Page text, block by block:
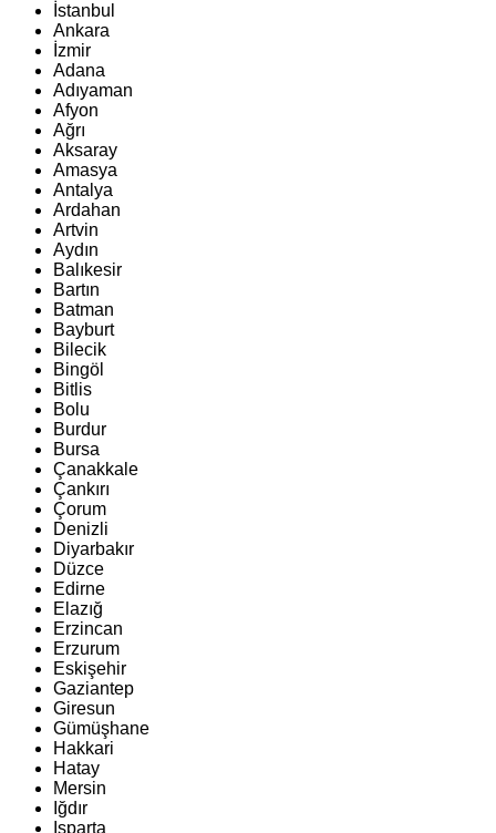
İstanbul
Ankara
İzmir
Adana
Adıyaman
Afyon
Ağrı
Aksaray
Amasya
Antalya
Ardahan
Artvin
Aydın
Balıkesir
Bartın
Batman
Bayburt
Bilecik
Bingöl
Bitlis
Bolu
Burdur
Bursa
Çanakkale
Çankırı
Çorum
Denizli
Diyarbakır
Düzce
Edirne
Elazığ
Erzincan
Erzurum
Eskişehir
Gaziantep
Giresun
Gümüşhane
Hakkari
Hatay
Mersin
Iğdır
Isparta